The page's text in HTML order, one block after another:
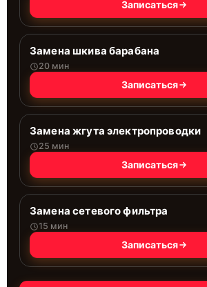
Записаться
Замена шкива барабана
20 мин
Записаться
Замена жгута электропроводки
25 мин
Записаться
Замена сетевого фильтра
15 мин
Записаться